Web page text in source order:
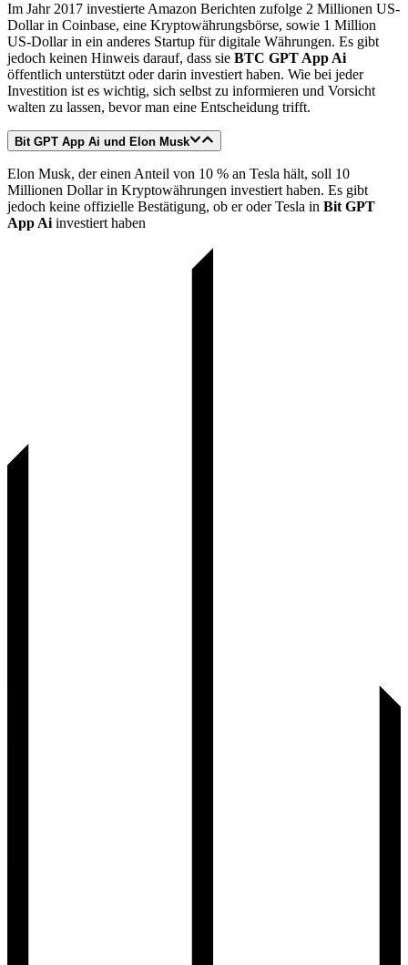
Im Jahr 2017 investierte Amazon Berichten zufolge 2 Millionen US-
Dollar in Coinbase, eine Kryptowährungsbörse, sowie 1 Million
US-Dollar in ein anderes Startup für digitale Währungen. Es gibt
jedoch keinen Hinweis darauf, dass sie BTC GPT App Ai
öffentlich unterstützt oder darin investiert haben. Wie bei jeder
Investition ist es wichtig, sich selbst zu informieren und Vorsicht
walten zu lassen, bevor man eine Entscheidung trifft.
Bit GPT App Ai und Elon Musk
Elon Musk, der einen Anteil von 10 % an Tesla hält, soll 10
Millionen Dollar in Kryptowährungen investiert haben. Es gibt
jedoch keine offizielle Bestätigung, ob er oder Tesla in Bit GPT
App Ai investiert haben